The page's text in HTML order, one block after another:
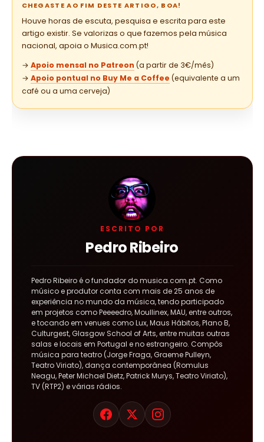
CHEGASTE AO FIM DESTE ARTIGO, BOA!
Houve horas de escuta, pesquisa e escrita para este
artigo existir. Se valorizas o que fazemos pela música
nacional, apoia o Musica.com.pt!
→ Apoio mensal no Patreon (a partir de 3€/mês)
→ Apoio pontual no Buy Me a Coffee (equivalente a um
café ou a uma cerveja)
ESCRITO POR
Pedro Ribeiro
Pedro Ribeiro é o fundador do musica.com.pt. Como
músico e produtor conta com mais de 25 anos de
experiência no mundo da música, tendo participado
em projetos como Peeeedro, Moullinex, MAU, entre outros,
e tocando em venues como Lux, Maus Hábitos, Plano B,
Culturgest, Glasgow School of Arts, entre muitas outras
salas e locais em Portugal e no estrangeiro. Compôs
música para teatro (Jorge Fraga, Graeme Pulleyn,
Teatro Viriato), dança contemporânea (Romulus
Neagu, Peter Michael Dietz, Patrick Murys, Teatro Viriato),
TV (RTP2) e várias rádios.